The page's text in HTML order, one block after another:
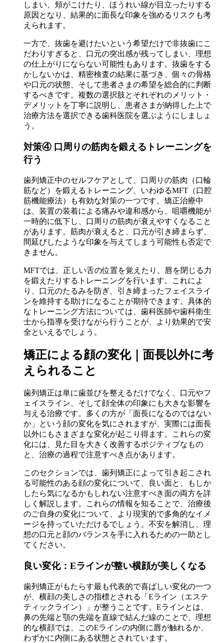
しまい、頬がこけたり、ほうれい線が目立ったりする
原因となり、結果的に面長な印象を強めるリスクも考
えられます。
一方で、抜歯を避けたいという希望だけで非抜歯にこ
だわりすぎると、口元の突出感が残ってしまい、理想
の仕上がりにならない可能性もあります。抜歯をする
かしないかは、精密検査の結果に基づき、個々の骨格
や口元の状態、そして患者さまの希望を総合的に判断
するべきです。複数の選択肢とそれぞれのメリット・
デメリットを丁寧に説明し、患者さまが納得した上で
治療方法を選択できる歯科医院を選ぶようにしましょ
う。
対策④ 口周りの筋肉を鍛えるトレーニングを
行う
歯列矯正中のセルフケアとして、口周りの筋肉（口輪
筋など）を鍛えるトレーニング、いわゆるMFT（口腔
筋機能療法）も有効な対策の一つです。矯正治療中
は、装置の装着による痛みや違和感から、咀嚼機能が
一時的に低下し、口周りの筋肉が衰えやすくなること
があります。筋肉が衰えると、口元が引き締まらず、
間延びしたような印象を与えてしまう可能性も否定で
きません。
MFTでは、正しい舌の位置を覚えたり、唇を閉じる力
を鍛えたりするトレーニングを行います。これによ
り、口元のたるみを防ぎ、引き締まったフェイスライ
ンを維持する助けになることが期待できます。具体的
なトレーニング方法については、歯科医師や歯科衛生
士から指導を受けながら行うことが、より効果的で安
全といえるでしょう。
矯正による顔の変化｜面長以外に考
えられること
歯列矯正は単に歯並びを整えるだけでなく、口元やフ
ェイスライン、そして顔全体の印象にも大きな影響を
与える治療です。多くの方が「面長になるのではない
か」という顔の変化を気にされますが、実際には面長
以外にもさまざまな変化が起こり得ます。これらの変
化には、見た目を大きく改善するポジティブなもの
と、治療の過程で注意すべき点があります。
このセクションでは、歯列矯正によって引き起こされ
る可能性のある顔の変化について、良い面と、もしか
したら気になるかもしれない注意すべき面の両方を詳
しく解説します。これらの情報を知ることで、治療後
のご自身の変化について、より現実的で多角的なイメ
ージを持っていただけるでしょう。不安を解消し、理
想の口元と顔のバランスを手に入れるための一助とし
てください。
良い変化：Eラインが整い横顔が美しくなる
歯列矯正がもたらす最も代表的で喜ばしい変化の一つ
が、横顔の美しさの指標とされる「Eライン（エステ
ティックライン）」が整うことです。Eラインとは、
鼻の先端と顎の先端を直線で結んだ線のことで、理想
的な横顔では、このEラインの内側に唇が触れるか、
わずかに内側にある状態とされています。